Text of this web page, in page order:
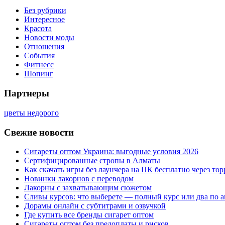
Без рубрики
Интересное
Красота
Новости моды
Отношения
События
Фитнесс
Шопинг
Партнеры
цветы недорого
Свежие новости
Сигареты оптом Украина: выгодные условия 2026
Сертифицированные стропы в Алматы
Как скачать игры без лаунчера на ПК бесплатно через
Новинки лакорнов с переводом
Лакорны с захватывающим сюжетом
Сливы курсов: что выберете — полный курс или два по
Дорамы онлайн с субтитрами и озвучкой
Где купить все бренды сигарет оптом